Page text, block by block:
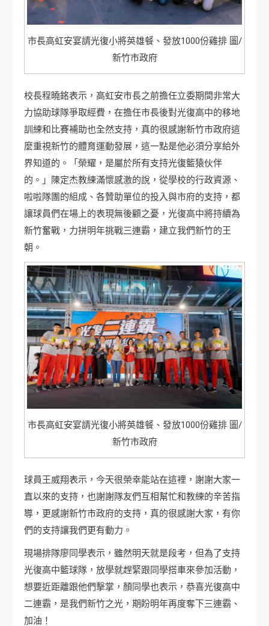
市長高虹安宴請光復小將英雄餐、發放1000份雞排 圖/
新竹市政府
校長程曉銘表示，高虹安市長之前擔任立委期間非常大
力協助球隊爭取經費，在擔任市長後對光復高中的移地
訓練和比賽補助也全然支持，真的很感謝新竹市政府這
麼重視新竹的體育運動發展，這一點是他必須分享給外
界知道的。「榮耀，是屬於所有支持光復籃猿伙伴
的。」陳定杰教練滿懷感激的說，從學校的行政資源、
啦啦隊團的組成、各贊助單位的投入與市府的支持，都
讓球員們在場上的表現無後顧之憂，光復高中將持續為
新竹奮戰，力拼明年挑戰三連霸，建立我們新竹的王
朝。
市長高虹安宴請光復小將英雄餐、發放1000份雞排 圖/
新竹市政府
球員王威翔表示，今天很榮幸能站在這裡，謝謝大家一
直以來的支持，也謝謝隊友們互相幫忙和教練的辛苦指
導，更感謝新竹市政府的支持，真的很感謝大家，有你
們的支持讓我們更有動力。
現場排隊廖同學表示，雖然明天就是段考，但為了支持
光復高中籃球隊，放學就趕緊跟同學搭車來參加活動，
想要近距離跟他們擊掌，顏同學也表示，恭喜光復高中
二連霸，是我們新竹之光，期盼明年再度奪下三連霸、
加油！